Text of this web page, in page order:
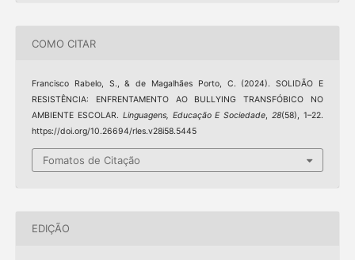
COMO CITAR
Francisco Rabelo, S., & de Magalhães Porto, C. (2024). SOLIDÃO E
RESISTÊNCIA: ENFRENTAMENTO AO BULLYING TRANSFÓBICO NO
AMBIENTE ESCOLAR. Linguagens, Educação E Sociedade,28(58), 1–22.
https://doi.org/10.26694/rles.v28i58.5445
Fomatos de Citação
EDIÇÃO